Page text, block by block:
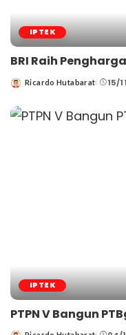
IPTEK
BRI Raih
Posted
Ricardo Hutabarat 15/
IPTEK
PTPN V Bangun